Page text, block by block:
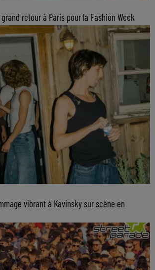
retour à Paris pour la Fashion Week
vibrant à Kavinsky sur scène en